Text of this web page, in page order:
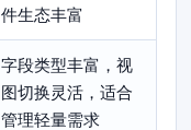
件生态丰富
字段类型丰富，视
图切换灵活，适合
管理轻量需求